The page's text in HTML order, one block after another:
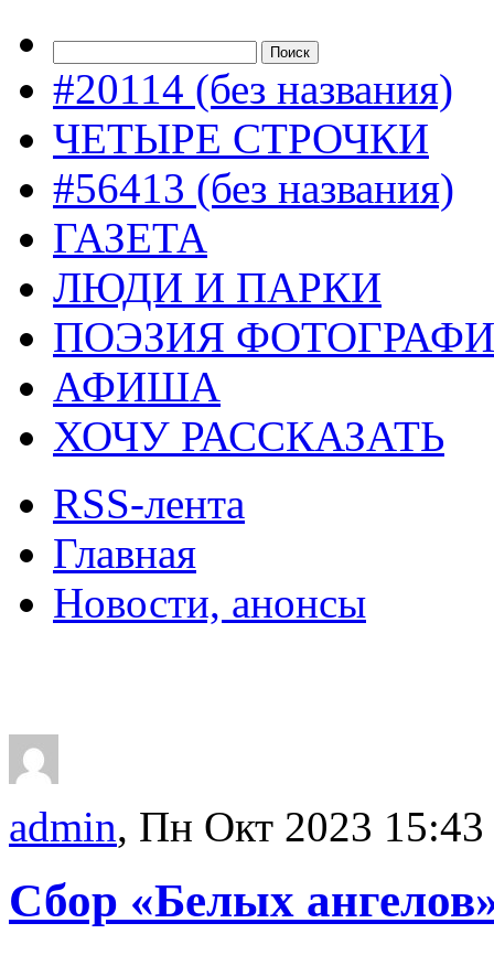
#20114 (без названия)
ЧЕТЫРЕ СТРОЧКИ
#56413 (без названия)
ГАЗЕТА
ЛЮДИ И ПАРКИ
ПОЭЗИЯ
АФИША
ХОЧУ РАССКАЗАТЬ
RSS-лента
Главная
Новости, анонсы
admin, Пн Окт 2023 15:43
Сбор «Белых